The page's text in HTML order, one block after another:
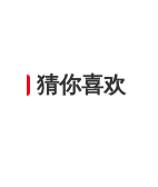
猜你喜欢